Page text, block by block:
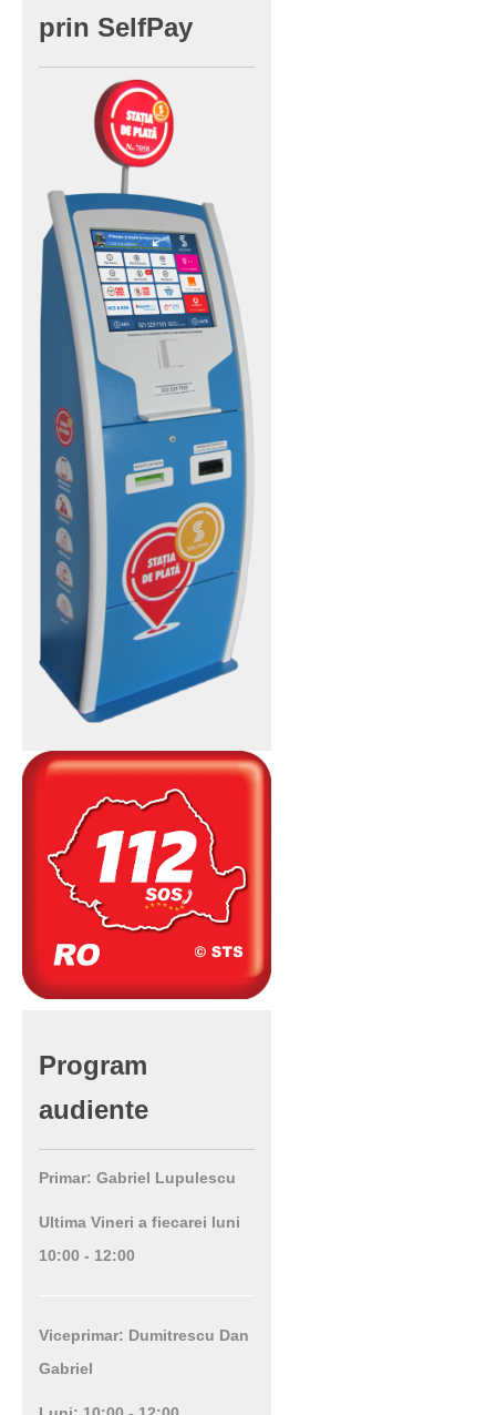
prin SelfPay
Program
audiente
Primar: Gabriel Lupulescu
Ultima Vineri a fiecarei luni
10:00 - 12:00
Viceprimar: Dumitrescu Dan
Gabriel